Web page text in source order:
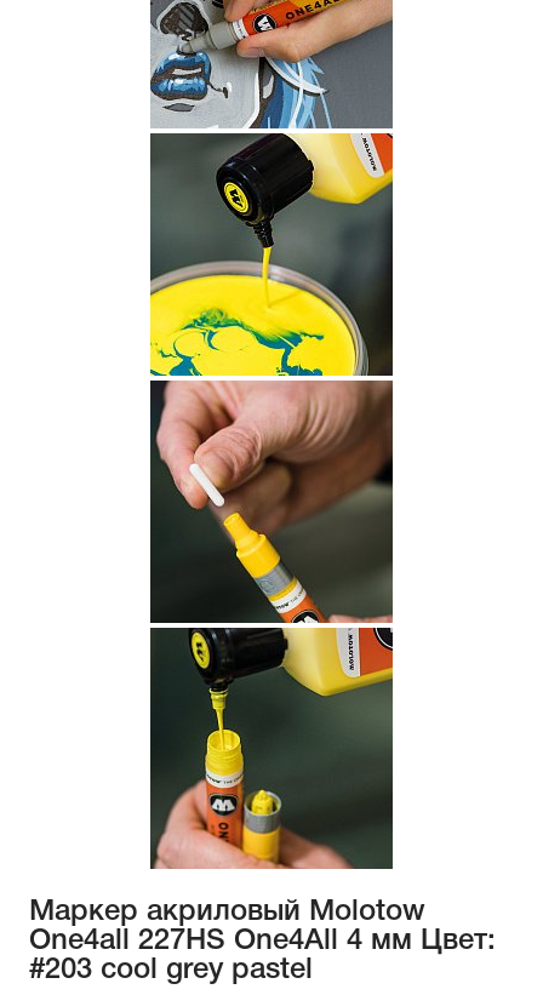
Маркер акриловый Molotow
One4all 227HS One4All 4 мм Цвет:
#203 cool grey pastel